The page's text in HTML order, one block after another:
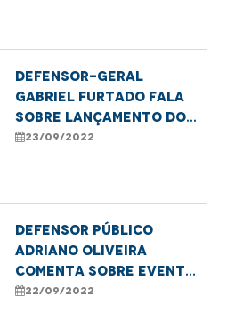
Defensor-geral
Gabriel Furtado fala
sobre lançamento do
Plano para
23/09/2022
Defensor Público
Adriano Oliveira
comenta sobre evento
para os
22/09/2022